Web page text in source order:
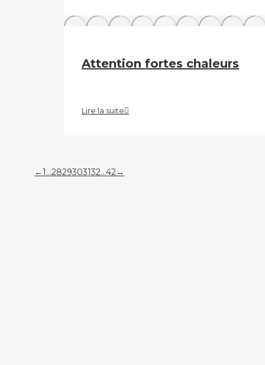
Attention fortes chaleurs
Lire la suite
←1…2829303132…42→